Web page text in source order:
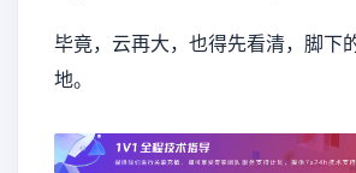
毕竟，云再大，也得先看清，脚下
地。